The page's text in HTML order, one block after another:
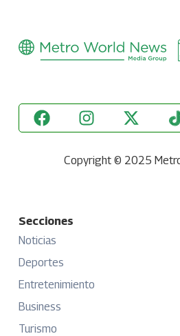
Copyright © 2025
Secciones
Noticias
Deportes
Entretenimiento
Business
Turismo